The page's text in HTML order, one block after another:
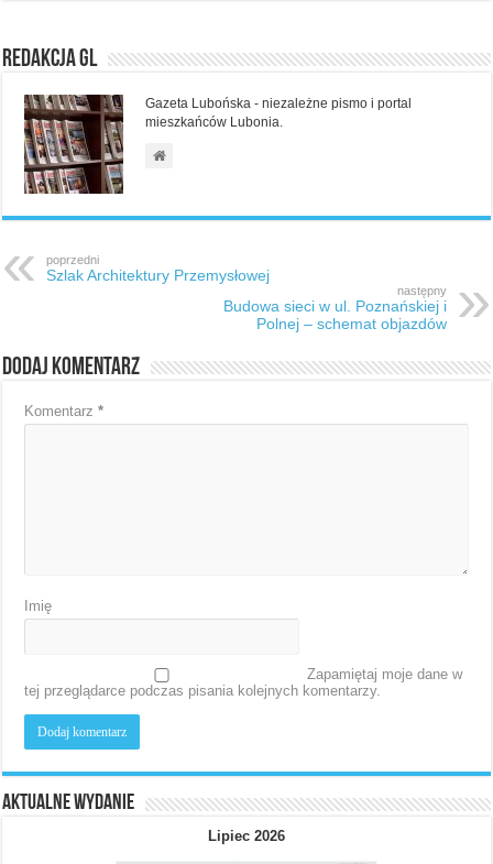
Redakcja GL
Gazeta Lubońska - niezależne pismo i portal
mieszkańców Lubonia.
poprzedni
Szlak Architektury Przemysłowej
następny
Budowa sieci w ul. Poznańskiej i
Polnej – schemat objazdów
Dodaj komentarz
Komentarz*
Imię
Zapamiętaj moje dane w
tej przeglądarce podczas pisania kolejnych komentarzy.
Aktualne wydanie
Lipiec 2026